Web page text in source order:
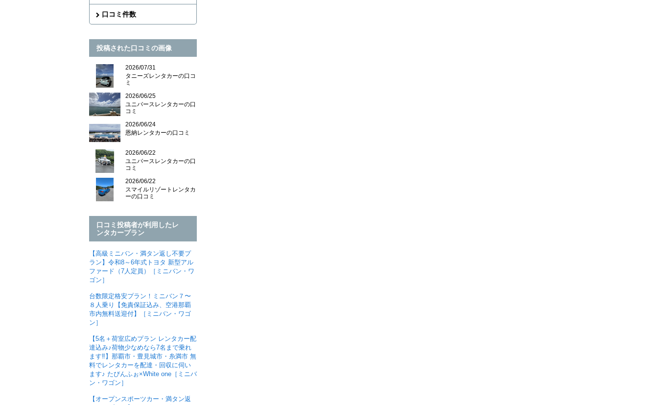
口コミ件数
投稿された口コミの画像
2026/07/31
タニーズレンタカーの口コ
ミ
2026/06/25
ユニバースレンタカーの口
コミ
2026/06/24
恩納レンタカーの口コミ
2026/06/22
ユニバースレンタカーの口
コミ
2026/06/22
スマイルリゾートレンタカ
ーの口コミ
口コミ投稿者が利用したレ
ンタカープラン
【高級ミニバン・満タン返し不要プ
ラン】令和8～6年式トヨタ 新型アル
ファード（7人定員）［ミニバン・ワ
ゴン］
台数限定格安プラン！ミニバン７〜
８人乗り【免責保証込み、空港那覇
市内無料送迎付】［ミニバン・ワゴ
ン］
【5名＋荷室広めプラン レンタカー配
達込み♪荷物少なめなら7名まで乗れ
ます‼︎】那覇市・豊見城市・糸満市 無
料でレンタカーを配達・回収に伺い
ます♪ たびんふぉ×White one［ミニバ
ン・ワゴン］
【オープンスポーツカー・満タン返